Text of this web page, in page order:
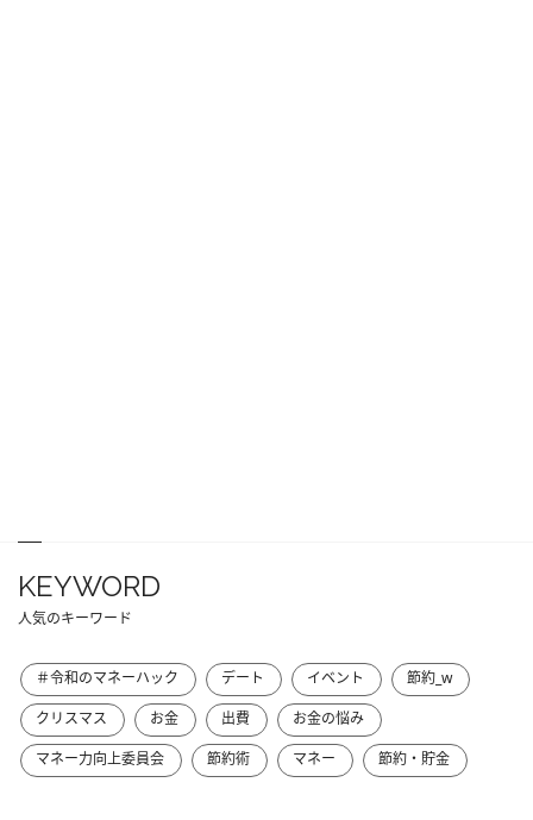
KEYWORD
人気のキーワード
＃令和のマネーハック デート イベント
節約_w
クリスマス
お金 出費
お金の悩み
マネー力向上委員会
節約術 マネー 節約・貯金